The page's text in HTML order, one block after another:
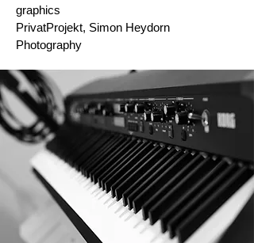
graphics
PrivatProjekt, Simon Heydorn
Photography